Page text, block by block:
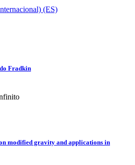
Fradkin
modified gravity and applications in